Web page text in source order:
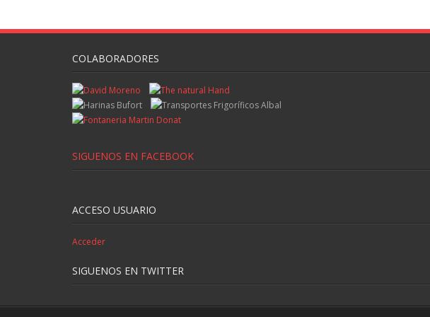
COLABORADORES
SIGUENOS EN FACEBOOK
ACCESO USUARIO
Acceder
SIGUENOS EN TWITTER